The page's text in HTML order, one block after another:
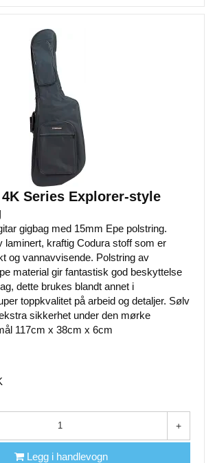
Series Explorer-style
gigbag med 15mm Epe polstring.
laminert, kraftig Codura stoff som er
og vannavvisende. Polstring av
material gir fantastisk god beskyttelse
dette brukes blandt annet i
toppkvalitet på arbeid og detaljer. Sølv
sikkerhet under den mørke
117cm x 38cm x 6cm
+
Legg i handlevogn